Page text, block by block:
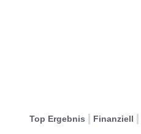
Top Ergebnis Finanziell